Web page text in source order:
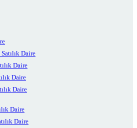
Daire
Daire
Daire
Daire
Daire
Daire